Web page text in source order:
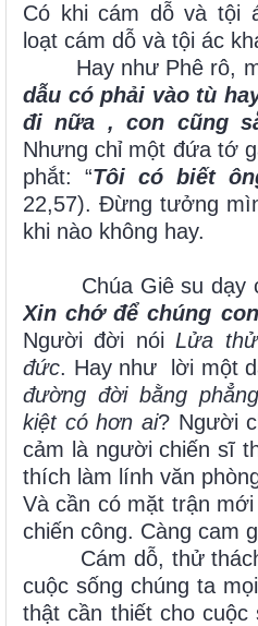
Có khi cám dỗ và tội
loạt cám dỗ và tội ác
Hay như Phê rô,
dẫu có phải vào tù
đi nữa , con cũng
Nhưng chỉ một đứa tớ
phắt: “Tôi có biết
22,57). Đừng tưởng
khi nào không hay.
Chúa Giê su dạy
Xin chớ để chúng
Người đời nói Lửa
đức. Hay như lời một
đường đời bằng
kiệt có hơn ai? Người
cảm là người chiến sĩ
thích làm lính văn
Và cần có mặt trận
chiến công. Càng cam
Cám dỗ, thử thách
cuộc sống chúng ta
thật cần thiết cho cuộc